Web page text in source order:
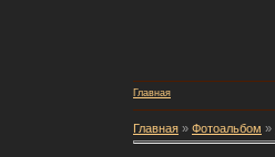
Главная
Главная » Фотоальбом »